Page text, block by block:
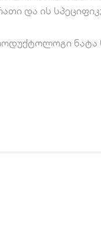
და ის
ნატა